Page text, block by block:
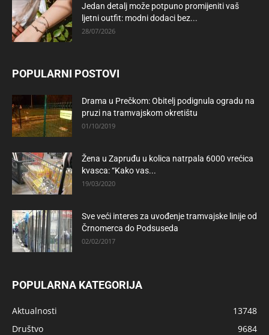
Jedan detalj može potpuno promijeniti vaš
ljetni outfit: modni dodaci bez...
28/07/2026
POPULARNI POSTOVI
Drama u Prečkom: Obitelj podignula ogradu na
pruzi na tramvajskom okretištu
01/10/2019
Žena u Zapruđu u kolica natrpala 6000 vrećica
kvasca: “Kako vas...
19/03/2020
Sve veći interes za uvođenje tramvajske linije od
Črnomerca do Podsuseda
02/02/2017
POPULARNA KATEGORIJA
Aktualnosti
13748
Društvo
9684